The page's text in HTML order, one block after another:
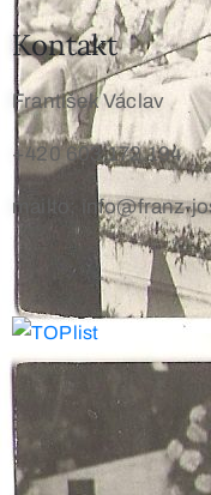
Kontakt
František Václav
+420 603 172 194
mailto: info@franz-